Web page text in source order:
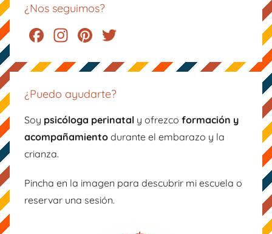
¿Nos seguimos?
F
c
e
b
o
o
In
a
gr
a
m
Pi
er
e
st
tt
¿Puedo ayudarte?
Soy psicóloga perinatal y ofrezco formación y
acompañamiento durante el embarazo y la
crianza.
Pincha en la imagen para descubrir mi escuela o
reservar una sesión.